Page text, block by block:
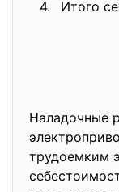
4. Итого
Наладочные
трудоемким